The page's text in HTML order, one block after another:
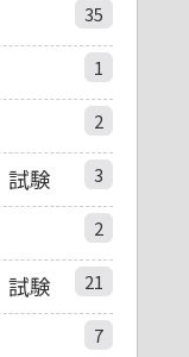
35
1
2
試験 3
2
試験 21
7